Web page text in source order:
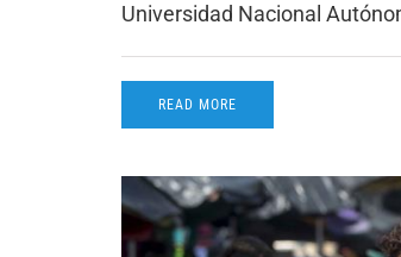
Universidad Nacional
READ MORE